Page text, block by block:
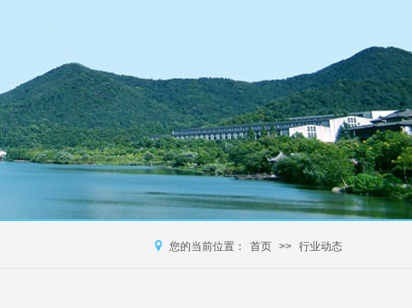
您的当前位置： 首页 >> 行业动态